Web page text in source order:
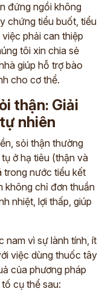
đứng ngồi không
chứng tiểu buốt, tiểu
phải can thiệp
tôi xin chia sẻ
giúp hỗ trợ bào
cho cơ thể.
thận: Giải
nhiên
sỏi thận thường
ở hạ tiêu (thận và
trong nước tiểu kết
không chỉ đơn thuần
nhiệt, lợi thấp, giúp
nam vì sự lành tính, ít
việc dùng thuốc tây
của phương pháp
cụ thể sau: